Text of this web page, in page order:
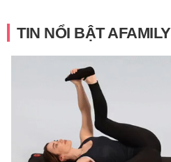
TIN NỔI BẬT AFAMILY